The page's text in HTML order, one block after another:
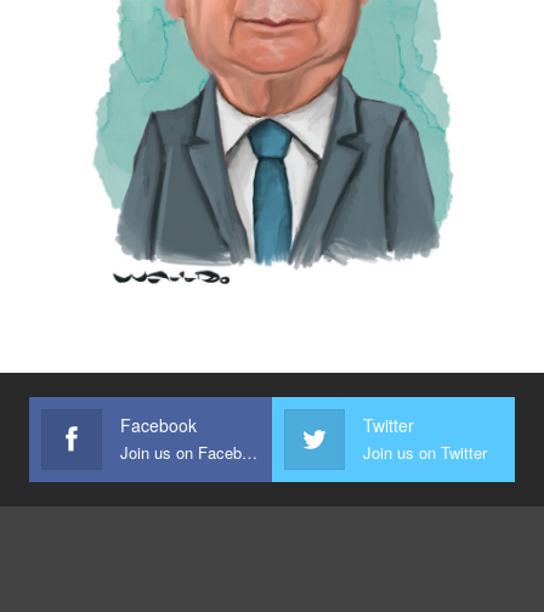
Facebook
Join us on Facebook
Twitter
Join us on Twitter